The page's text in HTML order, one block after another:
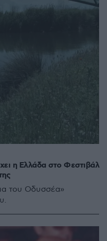
η Ελλάδα στο Φεστιβάλ
του Οδυσσέα»